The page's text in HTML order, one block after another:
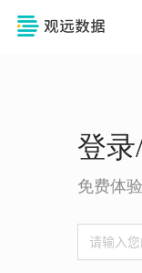
登
免费体